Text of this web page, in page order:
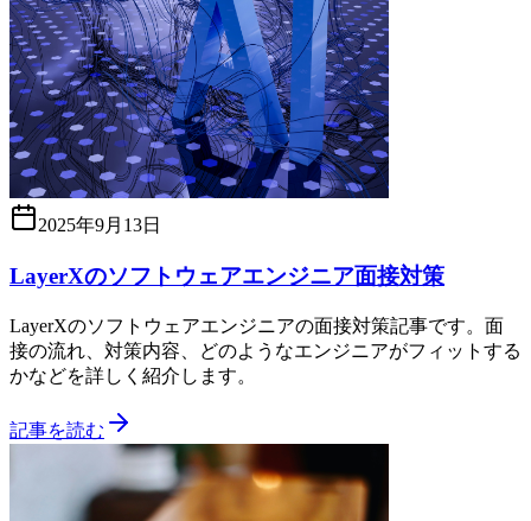
2025年9月13日
LayerXのソフトウェアエンジニア面接対策
LayerXのソフトウェアエンジニアの面接対策記事です。面
接の流れ、対策内容、どのようなエンジニアがフィットする
かなどを詳しく紹介します。
記事を読む